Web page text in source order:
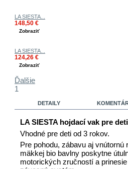
LA SIESTA...
148,50 €
Zobraziť
LA SIESTA...
124,26 €
Zobraziť
Ďalšie
1
DETAILY
LA SIESTA hojdací vak pre
Vhodné pre deti od 3 rokov.
Pre pohodu, zábavu aj
mäkkej bio bavlny poskytne
motorických zručností a